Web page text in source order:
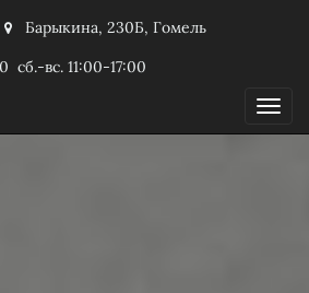
Барыкина, 230Б, Гомель
сб.-вс. 11:00-17:00